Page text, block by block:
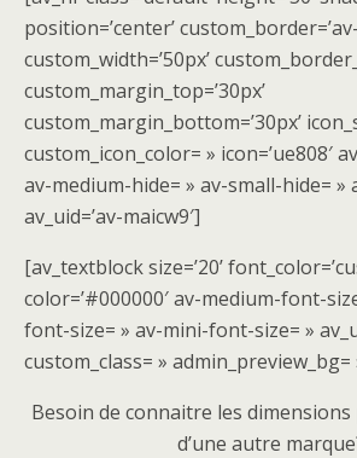
position=’center’
custom_width=’50px’
custom_margin_top=’30px’
custom_margin_bottom=’30px’
custom_icon_color= » icon=’ue808′
av-medium-hide= » av-small-hide= »
av_uid=’av-maicw9′]
[av_textblock size=’20’
color=’#000000′ av-medium-font-
font-size= » av-mini-font-size= »
custom_class= » admin_preview_bg=
Besoin de connaitre les
d’une autre